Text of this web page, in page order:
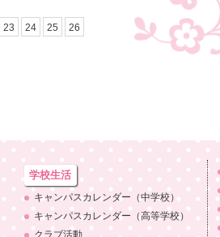
23 24 25
26
学校生活
キャンパスカレンダー （中学校）
キャンパスカレンダー （高等学校）
クラブ活動